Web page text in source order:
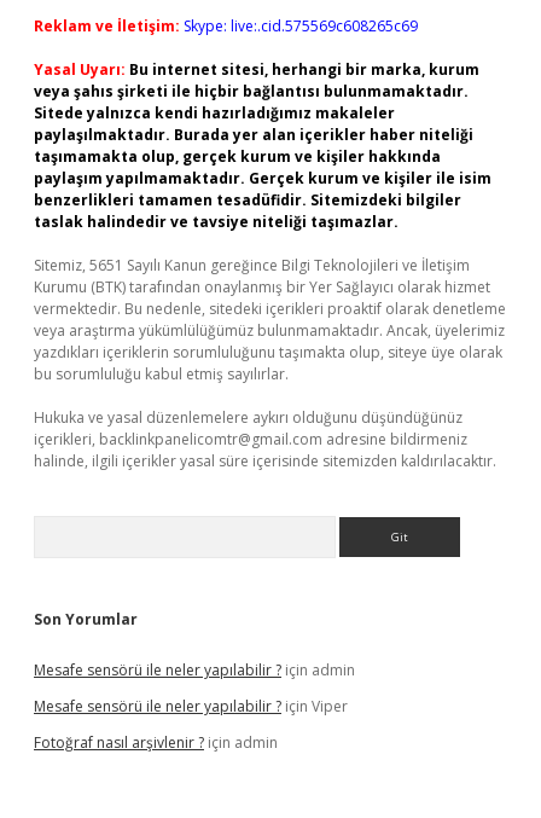
Reklam ve İletişim: Skype: live:.cid.575569c608265c69
Yasal Uyarı: Bu internet sitesi, herhangi bir marka, kurum
veya şahıs şirketi ile hiçbir bağlantısı bulunmamaktadır.
Sitede yalnızca kendi hazırladığımız makaleler
paylaşılmaktadır. Burada yer alan içerikler haber niteliği
taşımamakta olup, gerçek kurum ve kişiler hakkında
paylaşım yapılmamaktadır. Gerçek kurum ve kişiler ile isim
benzerlikleri tamamen tesadüfidir. Sitemizdeki bilgiler
taslak halindedir ve tavsiye niteliği taşımazlar.
Sitemiz, 5651 Sayılı Kanun gereğince Bilgi Teknolojileri ve İletişim
Kurumu (BTK) tarafından onaylanmış bir Yer Sağlayıcı olarak hizmet
vermektedir. Bu nedenle, sitedeki içerikleri proaktif olarak denetleme
veya araştırma yükümlülüğümüz bulunmamaktadır. Ancak, üyelerimiz
yazdıkları içeriklerin sorumluluğunu taşımakta olup, siteye üye olarak
bu sorumluluğu kabul etmiş sayılırlar.
Hukuka ve yasal düzenlemelere aykırı olduğunu düşündüğünüz
içerikleri, backlinkpanelicomtr@gmail.com adresine bildirmeniz
halinde, ilgili içerikler yasal süre içerisinde sitemizden kaldırılacaktır.
Son Yorumlar
Mesafe sensörü ile neler yapılabilir ? için admin
Mesafe sensörü ile neler yapılabilir ? için Viper
Fotoğraf nasıl arşivlenir ? için admin